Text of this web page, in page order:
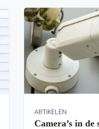
ARTIKELEN
Camera’s in